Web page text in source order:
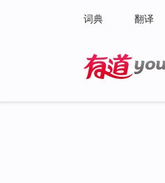
词典 翻译